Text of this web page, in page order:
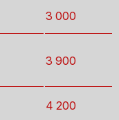
3 000
3 900
4 200